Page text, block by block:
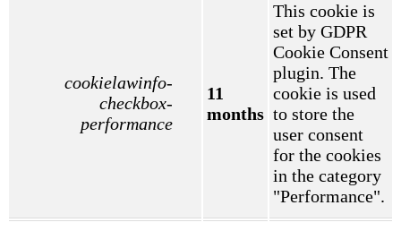
cookielawinfo-
checkbox-
performance
11
months
This cookie is
set by GDPR
Cookie Consent
plugin. The
cookie is used
to store the
user consent
for the cookies
in the category
"Performance".